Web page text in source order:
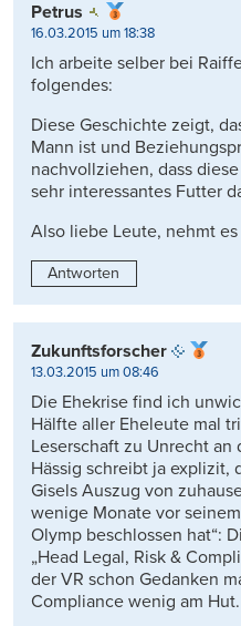
Petrus
16.03.2015 um 18:38
Ich arbeite selber bei
folgendes:
Diese Geschichte zeigt,
Mann ist und
nachvollziehen, dass
sehr interessantes Futter
Also liebe Leute, nehmt
Antworten
Zukunftsforscher
13.03.2015 um 08:46
Die Ehekrise find ich
Hälfte aller Eheleute mal
Leserschaft zu Unrecht an
Hässig schreibt ja explizit,
Gisels Auszug von
wenige Monate vor
Olymp beschlossen hat“:
„Head Legal, Risk &
der VR schon Gedanken
Compliance wenig am Hut.